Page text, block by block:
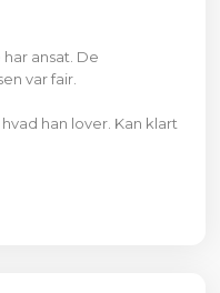
ansat. De
var fair.
han lover. Kan klart